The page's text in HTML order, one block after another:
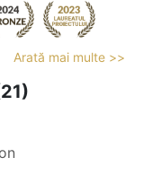
Arată mai multe >>